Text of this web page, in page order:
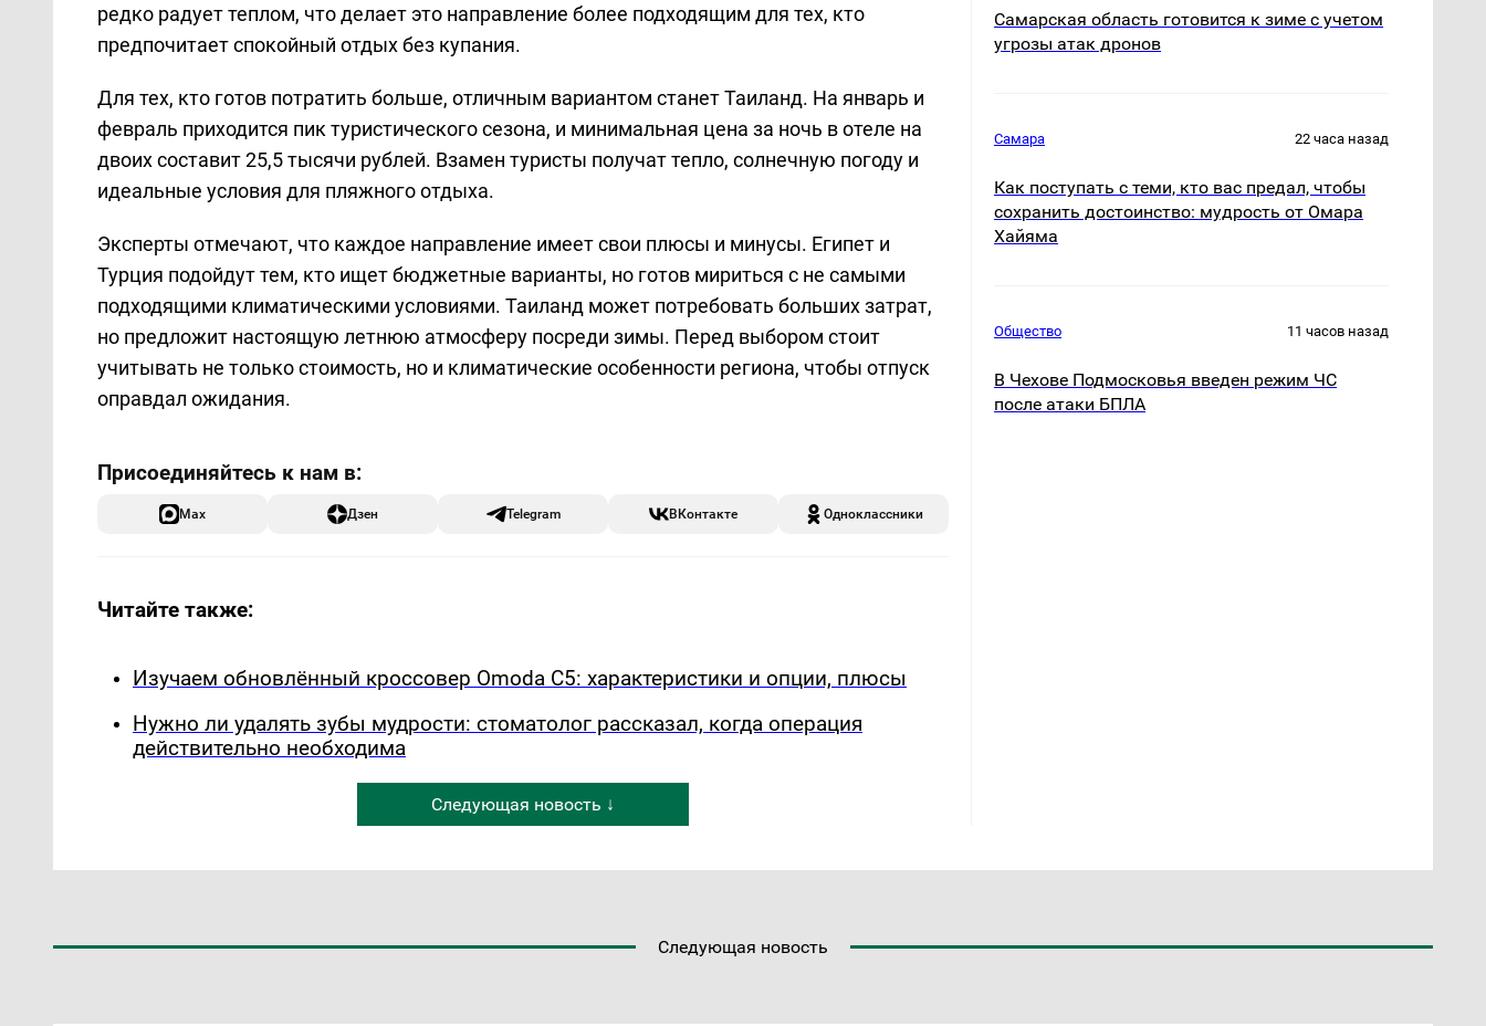
редко радует теплом, что делает это направление более подходящим для тех, кто
предпочитает спокойный отдых без купания.
Для тех, кто готов потратить больше, отличным вариантом станет Таиланд. На январь и
февраль приходится пик туристического сезона, и минимальная цена за ночь в отеле на
двоих составит 25,5 тысячи рублей. Взамен туристы получат тепло, солнечную погоду и
идеальные условия для пляжного отдыха.
Эксперты отмечают, что каждое направление имеет свои плюсы и минусы. Египет и
Турция подойдут тем, кто ищет бюджетные варианты, но готов мириться с не самыми
подходящими климатическими условиями. Таиланд может потребовать больших затрат,
но предложит настоящую летнюю атмосферу посреди зимы. Перед выбором стоит
учитывать не только стоимость, но и климатические особенности региона, чтобы отпуск
оправдал ожидания.
Max Дзен Telegram ВКонтакте Одноклассники
Читайте также:
Изучаем обновлённый кроссовер Omoda C5: характеристики и опции, плюсы
Нужно ли удалять зубы мудрости: стоматолог рассказал, когда операция
действительно необходима
Следующая новость ↓
Самарская область готовится к зиме с учетом
угрозы атак дронов
Самара 22 часа назад
Как поступать с теми, кто вас предал, чтобы
сохранить достоинство: мудрость от Омара
Хайяма
Общество 11 часов назад
В Чехове Подмосковья введен режим ЧС
после атаки БПЛА
Следующая новость